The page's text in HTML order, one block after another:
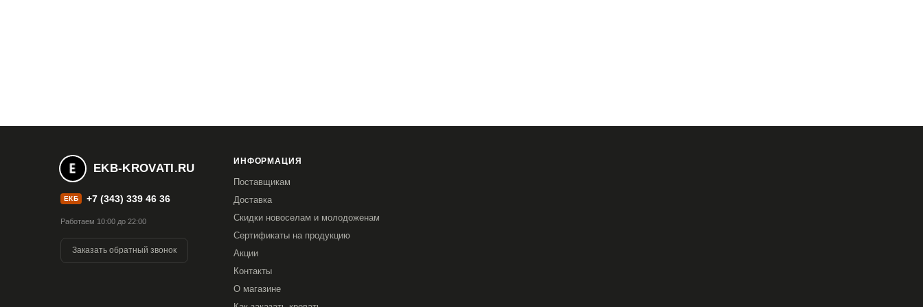
EKB-KROVATI.RU
ЕКБ +7 (343) 339 46 36
Работаем 10:00 до 22:00
Заказать обратный звонок
ИНФОРМАЦИЯ
Поставщикам
Доставка
Скидки новоселам и молодоженам
Сертификаты на продукцию
Акции
Контакты
О магазине